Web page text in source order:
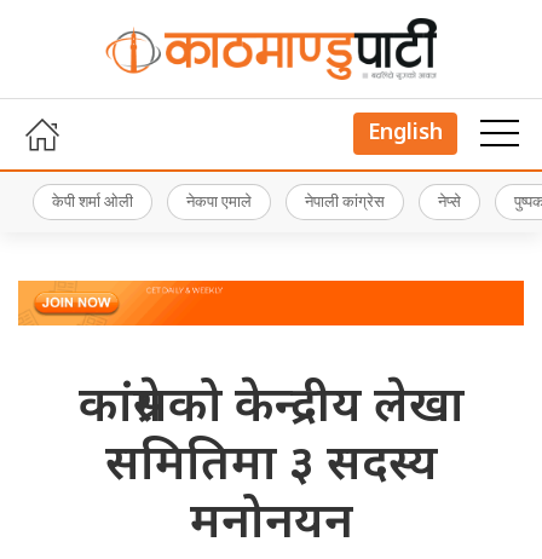
English
केपी शर्मा ओली नेकपा एमाले नेपाली कांग्रेस नेप्से
कांग्रेसको केन्द्रीय लेखा
समितिमा ३ सदस्य
मनोनयन